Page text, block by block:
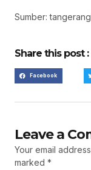
Sumber:
Share this post :
Facebook
Leave a
Your email
marked *